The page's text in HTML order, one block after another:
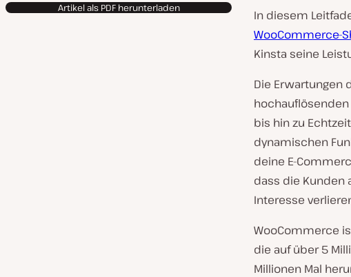
Artikel als PDF herunterladen
In diesem
WooCommerce-
Kinsta seine
Die Erwartungen
bis hin zu
dynamischen
deine E-
dass die Kunden
Interesse
WooCommerce
die auf über 5
Millionen Mal